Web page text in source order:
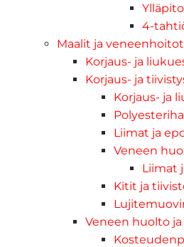
4-
Maalit ja
Korjaus- ja
Korjaus- ja
Korjaus- ja
Liimat ja
Veneen
Liimat
Kitit ja
Veneen huolto